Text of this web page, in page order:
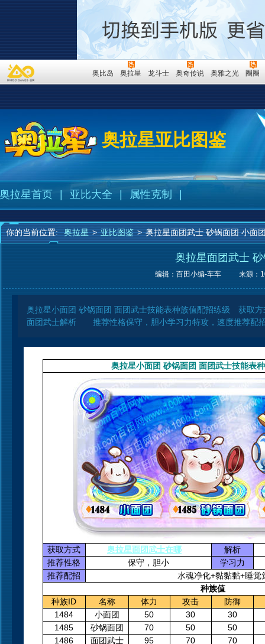
奥比岛 奥拉星 龙斗士 奥奇传说 奥雅之光 圈圈
奥拉星亚比图鉴
奥拉星首页 亚比大全 属性克制
你的当前位置: 奥拉星 > 亚比图鉴 > 奥拉星面团武士 砂锅面团 小面
奥拉星面团武士
编辑：百田小编-车车 来源：
奥拉星小面团 砂锅面团 面团武士技能表种族值配招练级 获取
面团武士解析 推荐性格保守，胆小学习力特攻，速度推荐配
奥拉星小面团 砂锅面团 面团武士技能表
获取方式 奥拉星面团武士在哪
解析
推荐性格
保守，胆小
学习力
推荐配招
水魂净化+黏黏黏+睡觉
种族值
种族ID
名称 体力 攻击
防御
1484
小面团 50 30
30
1485
砂锅面团 70 50
50
1486
面团武士 95 70
70